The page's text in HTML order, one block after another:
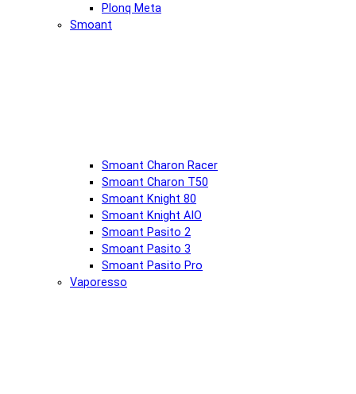
Plonq Meta
Smoant
Smoant Charon Racer
Smoant Charon T50
Smoant Knight 80
Smoant Knight AIO
Smoant Pasito 2
Smoant Pasito 3
Smoant Pasito Pro
Vaporesso